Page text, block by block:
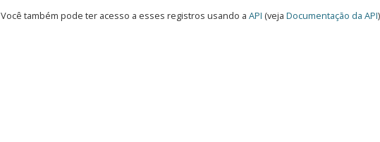
Você também pode ter acesso a esses registros usando a API (veja Documentação da API